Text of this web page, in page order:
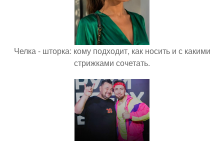
Челка - шторка: кому подходит, как носить и с какими
стрижками сочетать.